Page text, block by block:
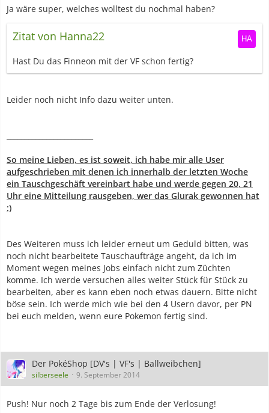
Ja wäre super, welches wolltest du nochmal haben?
Zitat von Hanna22
Hast Du das Finneon mit der VF schon fertig?
Leider noch nicht Info dazu weiter unten.
So meine Lieben, es ist soweit, ich habe mir alle User
aufgeschrieben mit denen ich innerhalb der letzten Woche
ein Tauschgeschäft vereinbart habe und werde gegen 20, 21
Uhr eine Mitteilung rausgeben, wer das Glurak gewonnen hat
:)
Des Weiteren muss ich leider erneut um Geduld bitten, was
noch nicht bearbeitete Tauschaufträge angeht, da ich im
Moment wegen meines Jobs einfach nicht zum Züchten
komme. Ich werde versuchen alles weiter Stück für Stück zu
bearbeiten, aber es kann eben noch etwas dauern. Bitte nicht
böse sein. Ich werde mich wie bei den 4 Usern davor, per PN
bei euch melden, wenn eure Pokemon fertig sind.
Der PokéShop [DV's | VF's | Ballweibchen]
silberseele 9. September 2014
Push! Nur noch 2 Tage bis zum Ende der Verlosung!